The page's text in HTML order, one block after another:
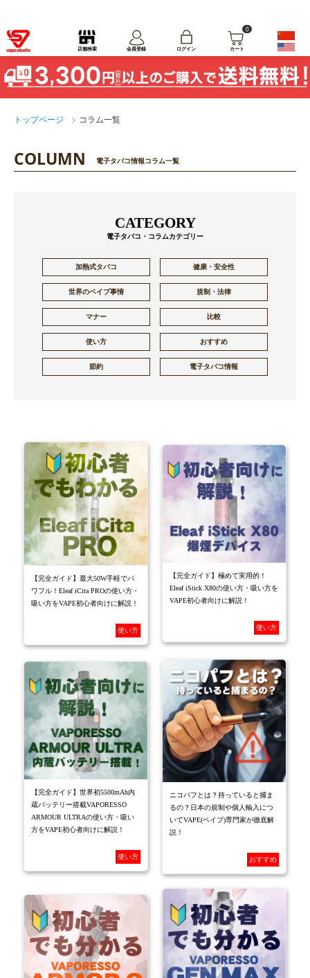
店舗検索 会員登録 ログイン
0
カート
トップページ コラム一覧
COLUMN 電子タバコ情報コラム一覧
CATEGORY
電子タバコ・コラムカテゴリー
加熱式タバコ 健康・安全性
世界のベイプ事情 規制・法律
マナー 比較
使い方 おすすめ
節約 電子タバコ情報
【完全ガイド】最大50W手軽でパ
ワフル！Eleaf iCita PROの使い方・
吸い方をVAPE初心者向けに解説！
使い方
【完全ガイド】極めて実用的！
Eleaf iStick X80の使い方・吸い方を
VAPE初心者向けに解説！
使い方
【完全ガイド】世界初5500mAh内
蔵バッテリー搭載VAPORESSO
ARMOUR ULTRAの使い方・吸い
方をVAPE初心者向けに解説！
使い方
ニコパフとは？持っていると捕ま
るの？日本の規制や個人輸入につ
いてVAPE(ベイプ)専門家が徹底解
説！
おすすめ